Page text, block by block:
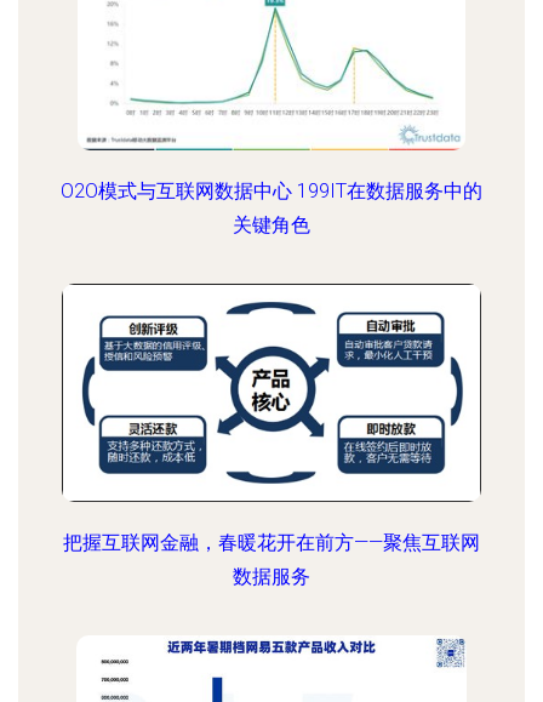
O2O模式与互联网数据中心 199IT在数据服务中的
关键角色
把握互联网金融，春暖花开在前方——聚焦互联网
数据服务